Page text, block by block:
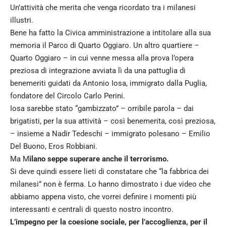
Un’attività che merita che venga ricordato tra i milanesi
illustri.
Bene ha fatto la Civica amministrazione a intitolare alla sua
memoria il Parco di Quarto Oggiaro. Un altro quartiere –
Quarto Oggiaro – in cui venne messa alla prova l’opera
preziosa di integrazione avviata lì da una pattuglia di
benemeriti guidati da Antonio Iosa, immigrato dalla Puglia,
fondatore del Circolo Carlo Perini.
Iosa sarebbe stato “gambizzato” – orribile parola – dai
brigatisti, per la sua attività – così benemerita, così preziosa,
– insieme a Nadir Tedeschi – immigrato polesano – Emilio
Del Buono, Eros Robbiani.
Ma Milano seppe superare anche il terrorismo.
Si deve quindi essere lieti di constatare che “la fabbrica dei
milanesi” non è ferma. Lo hanno dimostrato i due video che
abbiamo appena visto, che vorrei definire i momenti più
interessanti e centrali di questo nostro incontro.
L’impegno per la coesione sociale, per l’accoglienza, per il